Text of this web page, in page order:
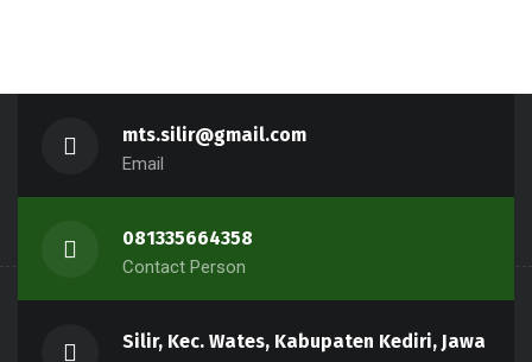
mts.silir@gmail.com
Email
081335664358
Contact Person
Silir, Kec. Wates, Kabupaten Kediri, Jawa